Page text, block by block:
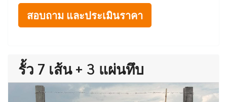
สอบถาม และประเมินราคา
รั้ว 7 เส้น + 3 แผ่นทึบ